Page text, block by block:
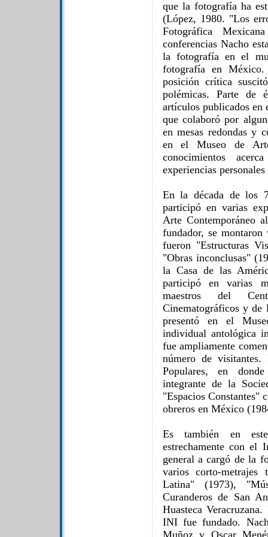
que la fotografía ha
(López, 1980. "Los
Fotográfica
conferencias Nacho
la fotografía en el
fotografía en México.
posición crítica
polémicas. Parte de
artículos publicados en
que colaboró por
en mesas redondas y
en el Museo de
conocimientos
experiencias
En la década de los
participó en varias
Arte Contemporáneo
fundador, se montaron
fueron "Estructuras
"Obras inconclusas"
la Casa de las
participó en varias
maestros del
Cinematográficos y de
presentó en el
individual antológica
fue ampliamente
número de
Populares, en
integrante de la
"Espacios Constantes"
obreros en México
Es también en
estrechamente con el
general a cargó de la
varios corto-
Latina" (1973),
Curanderos de San
Huasteca
INI fue fundado.
Muñoz y Oscar